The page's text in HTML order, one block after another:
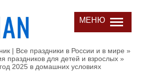
МЕНЮ
| Все праздники в России и в мире »
праздников для детей и взрослых »
2025 в домашних условиях